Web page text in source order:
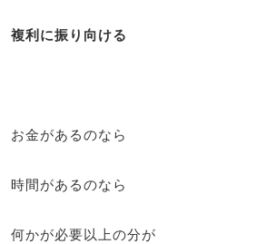
複利に振り向ける
お金があるのなら
時間があるのなら
何かが必要以上の分が